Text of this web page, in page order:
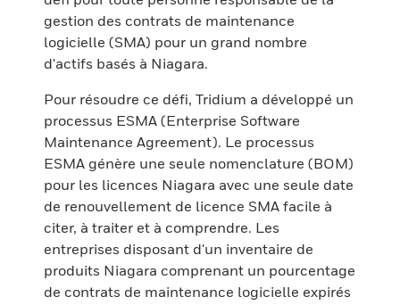
gestion des contrats de maintenance
logicielle (SMA) pour un grand nombre
d'actifs basés à Niagara.
Pour résoudre ce défi, Tridium a développé un
processus ESMA (Enterprise Software
Maintenance Agreement). Le processus
ESMA génère une seule nomenclature (BOM)
pour les licences Niagara avec une seule date
de renouvellement de licence SMA facile à
citer, à traiter et à comprendre. Les
entreprises disposant d'un inventaire de
produits Niagara comprenant un pourcentage
de contrats de maintenance logicielle expirés